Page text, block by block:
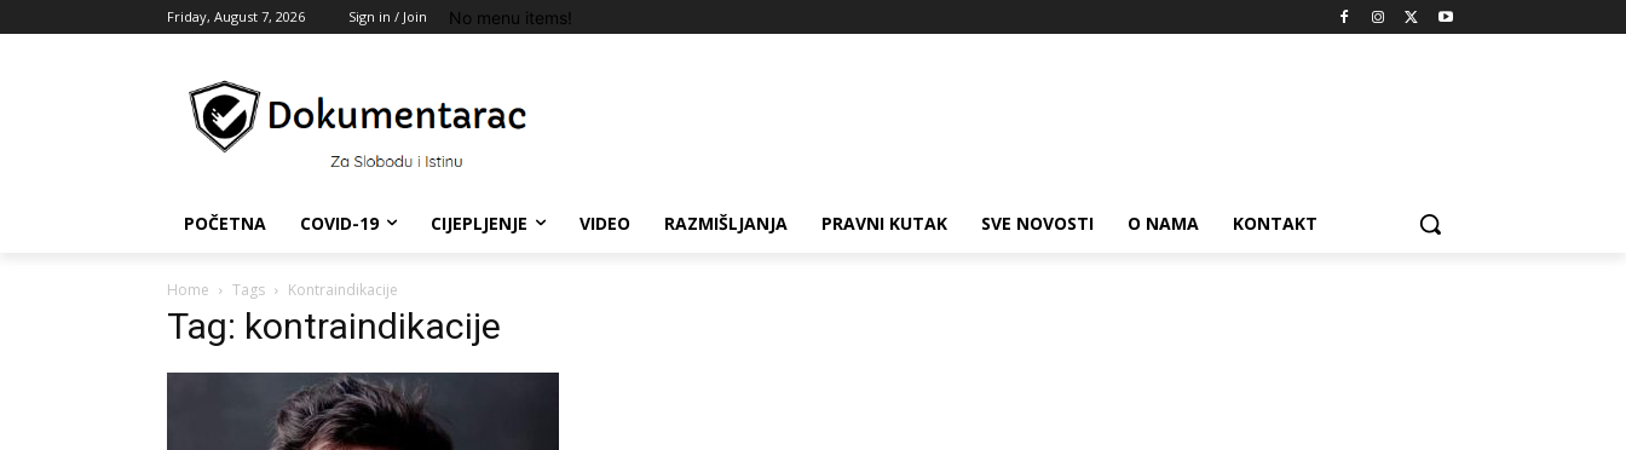
Friday, August 7, 2026 Sign in / Join No menu items!
POČETNA COVID-19 CIJEPLJENJE VIDEO RAZMIŠLJANJA PRAVNI KUTAK SVE NOVOSTI O NAMA KONTAKT
Home Tags Kontraindikacije
Tag: kontraindikacije